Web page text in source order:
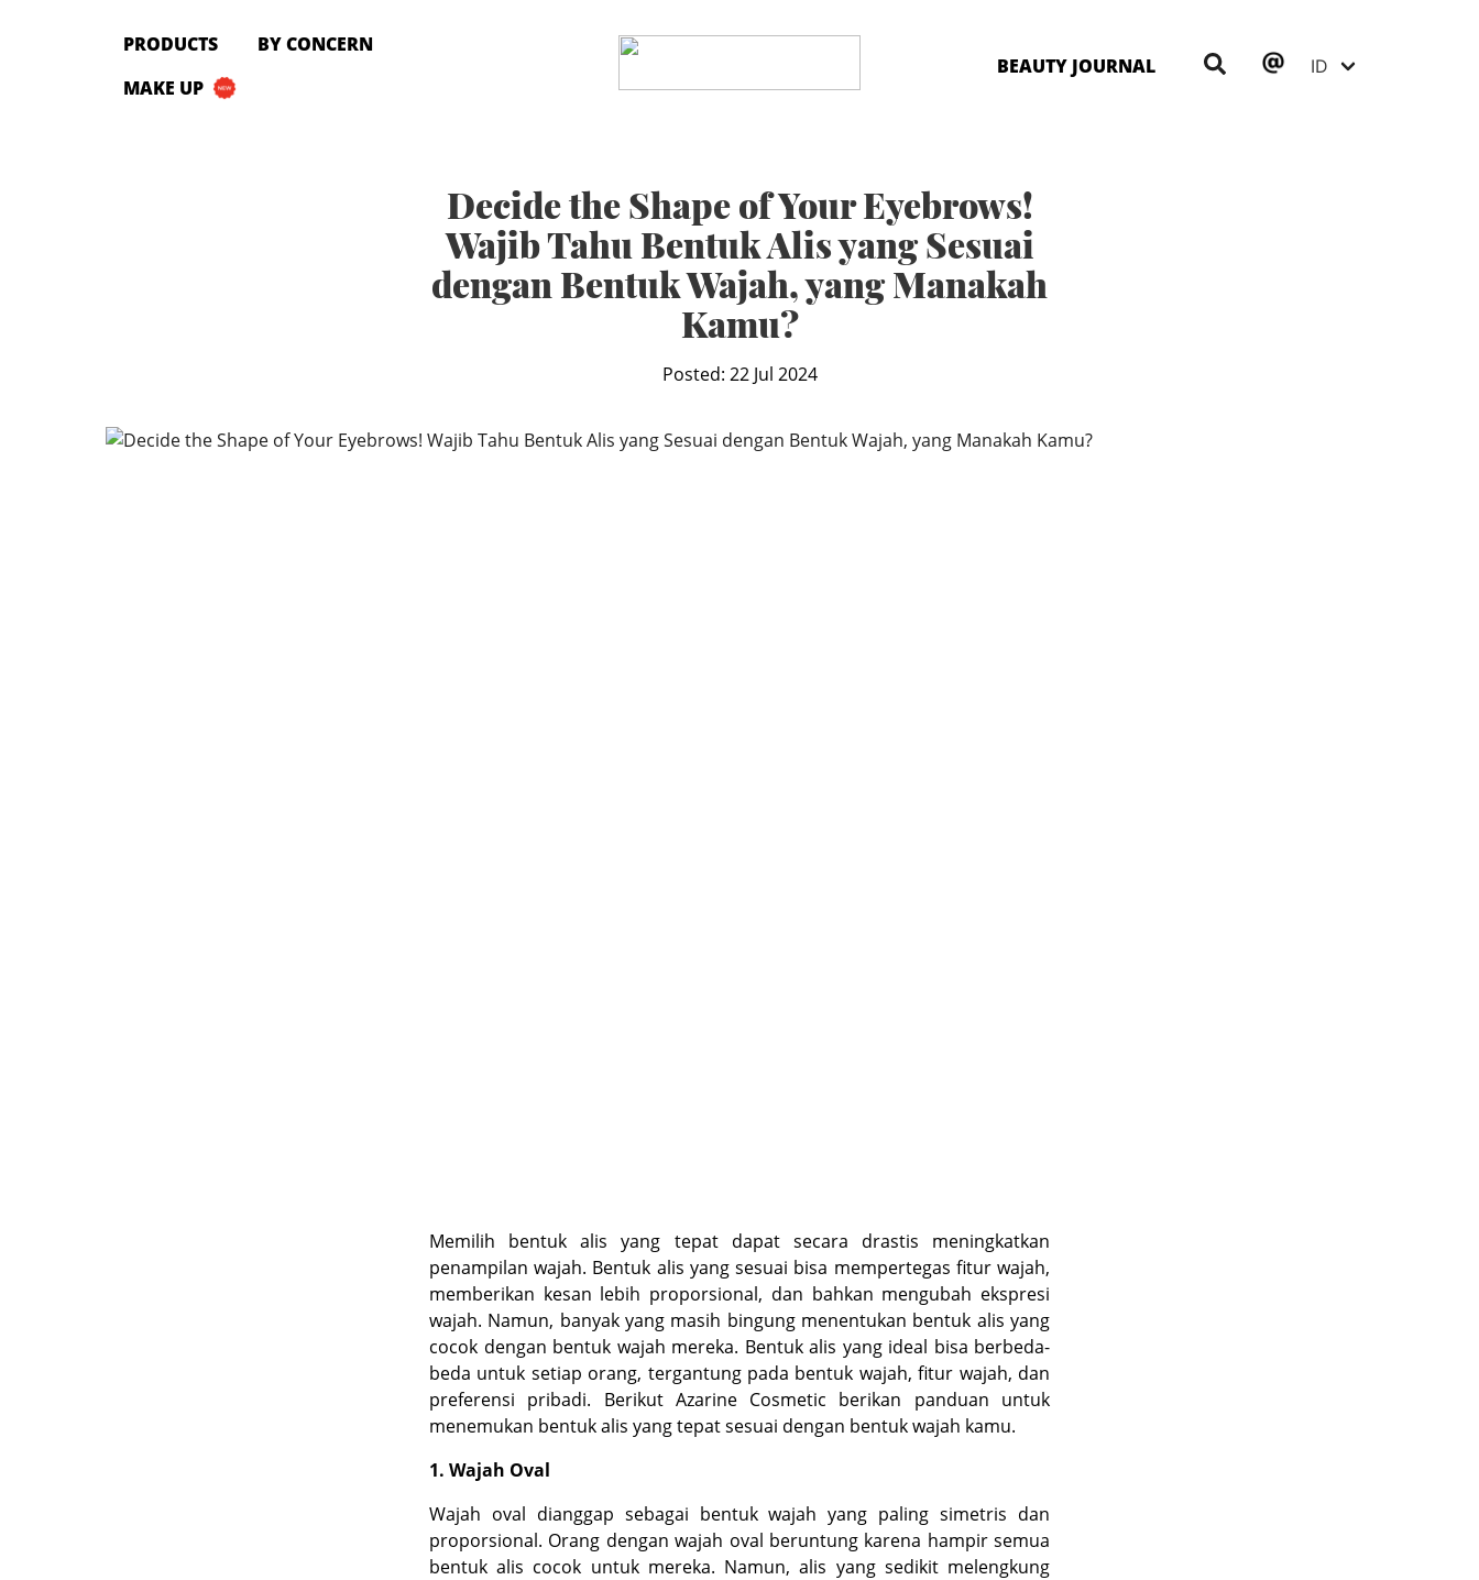
PRODUCTS
BY CONCERN
MAKE UP
BEAUTY JOURNAL
BY CONCERN
Decide the Shape of Your Eyebrows!
Wajib Tahu Bentuk Alis yang Sesuai
dengan Bentuk Wajah, yang Manakah
Kamu?
Posted: 22 Jul 2024
Memilih bentuk alis yang tepat dapat secara drastis meningkatkan
penampilan wajah. Bentuk alis yang sesuai bisa mempertegas fitur wajah,
memberikan kesan lebih proporsional, dan bahkan mengubah ekspresi
wajah. Namun, banyak yang masih bingung menentukan bentuk alis yang
cocok dengan bentuk wajah mereka. Bentuk alis yang ideal bisa berbeda-
beda untuk setiap orang, tergantung pada bentuk wajah, fitur wajah, dan
preferensi pribadi. Berikut Azarine Cosmetic berikan panduan untuk
menemukan bentuk alis yang tepat sesuai dengan bentuk wajah kamu.
1. Wajah Oval
Wajah oval dianggap sebagai bentuk wajah yang paling simetris dan
proporsional. Orang dengan wajah oval beruntung karena hampir semua
bentuk alis cocok untuk mereka. Namun, alis yang sedikit melengkung